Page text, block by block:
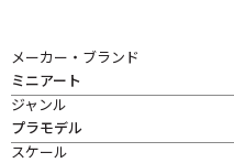
メーカー・ブランド
ミニアート
ジャンル
プラモデル
スケール